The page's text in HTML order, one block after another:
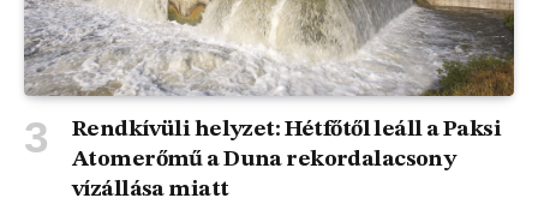
Rendkívüli helyzet: Hétfőtől leáll a Paksi
Atomerőmű a Duna rekordalacsony
vízállása miatt